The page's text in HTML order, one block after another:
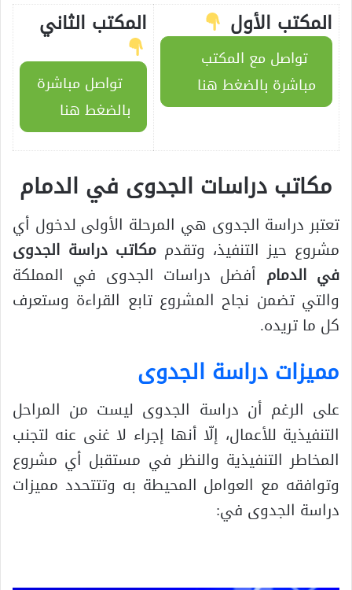
المكتب الأول
تواصل مع المكتب
مباشرة بالضغط هنا
المكتب الثاني
تواصل مباشرة
بالضغط هنا
مكاتب دراسات الجدوى في الدمام
تعتبر دراسة الجدوى هي المرحلة الأولى لدخول أي
مشروع حيز التنفيذ، وتقدم مكاتب دراسة الجدوى
في الدمام أفضل دراسات الجدوى في المملكة
والتي تضمن نجاح المشروع تابع القراءة وستعرف
كل ما تريده.
مميزات دراسة الجدوى
على الرغم أن دراسة الجدوى ليست من المراحل
التنفيذية للأعمال، إلّا أنها إجراء لا غنى عنه لتجنب
المخاطر التنفيذية والنظر في مستقبل أي مشروع
وتوافقه مع العوامل المحيطة به وتتتحدد مميزات
دراسة الجدوى في: